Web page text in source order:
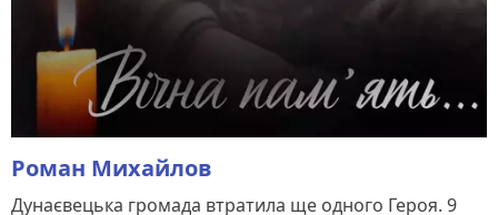
Роман Михайлов
Дунаєвецька громада втратила ще одного Героя. 9